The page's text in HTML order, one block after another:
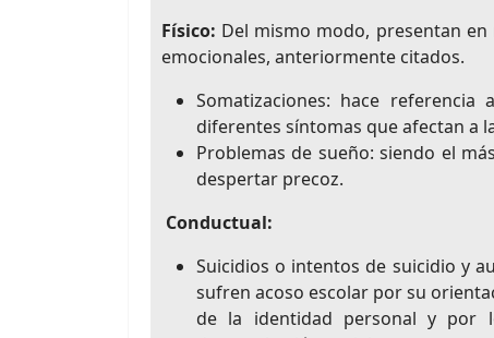
Físico: Del mismo modo, presentan
emocionales, anteriormente citados.
Somatizaciones: hace
diferentes síntomas que afectan a
Problemas de sueño: siendo el
despertar precoz.
Conductual:
Suicidios o intentos de suicidio y
sufren acoso escolar por su
de la identidad personal y por